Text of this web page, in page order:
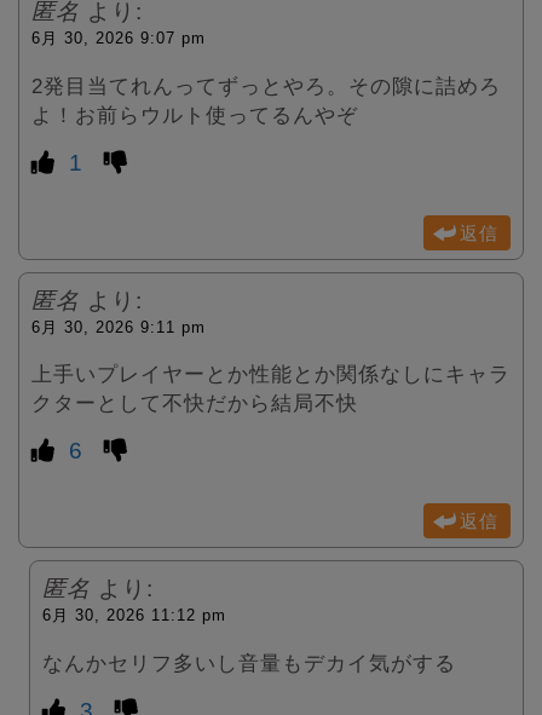
匿名 より:
6月 30, 2026 9:07 pm
2発目当てれんってずっとやろ。その隙に詰めろ
よ！お前らウルト使ってるんやぞ
1
返信
匿名 より:
6月 30, 2026 9:11 pm
上手いプレイヤーとか性能とか関係なしにキャラ
クターとして不快だから結局不快
6
返信
匿名 より:
6月 30, 2026 11:12 pm
なんかセリフ多いし音量もデカイ気がする